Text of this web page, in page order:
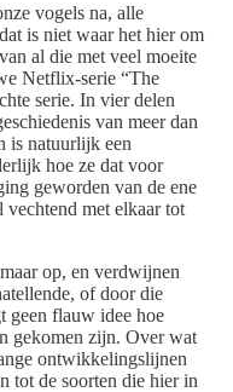
vogels na, alle
is niet waar het hier om
al die met veel moeite
Netflix-serie “The
serie. In vier delen
van meer dan
is natuurlijk een
hoe ze dat voor
geworden van de ene
vechtend met elkaar tot
op, en verdwijnen
of door die
geen flauw idee hoe
gekomen zijn. Over wat
ontwikkelingslijnen
tot de soorten die hier in